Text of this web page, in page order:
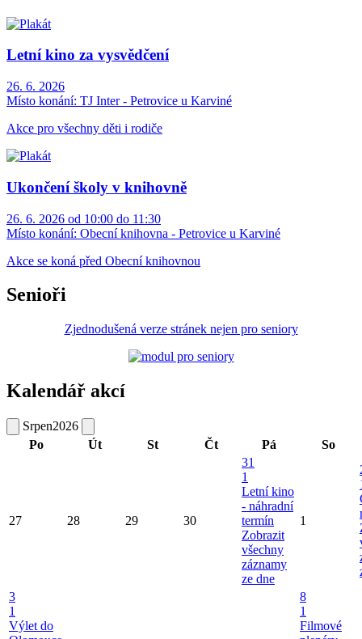
Letní kino za vysvědčení
26. 6. 2026
Místo konání: TJ Inter - Petrovice u Karviné
Akce pro všechny děti i rodiče
Ukončení školy v knihovně
26. 6. 2026 od 10:00 do 11:30
Místo konání: Obecní knihovna - Petrovice u Karviné
Akce se koná před Obecní knihovnou
Senioři
Zjednodušená verze stránek nejen pro seniory
Kalendář akcí
Srpen2026
Po
Út St Čt Pá So
27 28 29 30
31
1
Letní kino
- náhradní
termín
Zobrazit
všechny
záznamy
ze dne
1
3
1
Výlet do
8
1
Filmové